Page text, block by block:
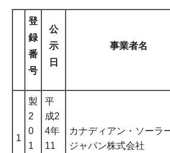
登
録
番
号
公
示
日
事業者名
1
製
2
0
1
平
成2
4年
11
カナディアン・ソーラ
ジャパン株式会社